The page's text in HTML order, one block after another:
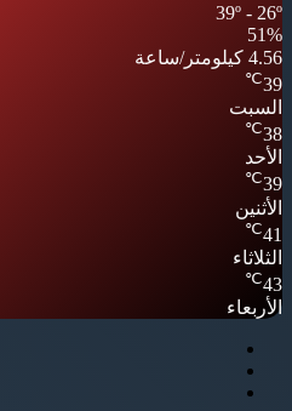
39º - 26º
51%
4.56 كيلومتر/ساعة
39
℃
السبت
38
℃
الأحد
39
℃
الأثنين
41
℃
الثلاثاء
43
℃
الأربعاء